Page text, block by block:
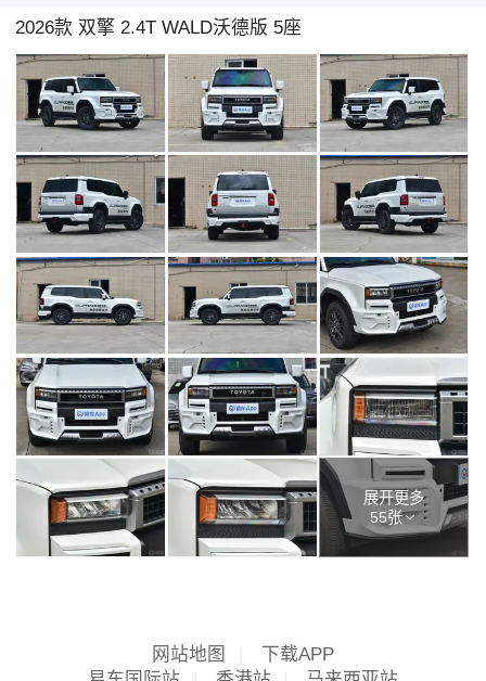
2026款 双擎 2.4T WALD沃德版 5座
展开更多
55张
网站地图
下载APP